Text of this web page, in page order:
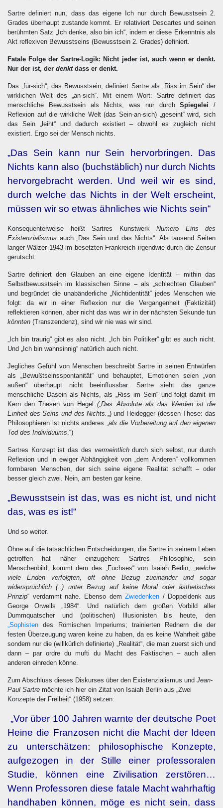
Sartre definiert nun, dass das eigene Ich nur durch Bewusstsein 2.
Grades überhaupt zustande kommt. Er relativiert Descartes und seinen
berühmten Satz „Ich denke, also bin ich“, indem er diese Erkenntnis als
Akt reflexiven Bewusstseins (Bewusstsein 2. Grades) definiert.
Fatale Folge der Sartre-Logik: Nicht jeder ist, auch wenn er denkt.
Nur der ist, der denktdass er denkt.
Das „für-sich“, das Bewusstsein, definiert Sartre als „Riss im Sein“ der
wirklichen Welt des „an-sich“. Mit einem Wort: Sartre definiert das
menschliche Bewusstsein als Nichts, was nur durchSpiegelei /
Reflexion auf die wirkliche Welt (das Sein-an-sich) „geseint“ wird, sich
das Sein „leiht“ und dadurch existiert – obwohl es zugleich nicht
existiert. Ergo sei der Mensch nichts.
„Das Sein kann nur Sein hervorbringen. Das
Nichts kann also (buchstäblich) nur durch Nichts
hervorgebracht werden. Und weil wir es sind,
durch welche das Nichts in der Welt erscheint,
müssen wir so etwas ähnliches wie Nichts sein“
Konsequenterweise heißt Sartres Kunstwerk Numero Eins des
Existenzialismus auch „Das Sein und das Nichts“. Als tausend Seiten
langer Wälzer 1943 im besetzten Frankreich irgendwie durch die Zensur
gerutscht.
Sartre definiert den Glauben an eine eigene Identität – mithin das
Selbstbewusstsein im klassischen Sinne – als „schlechten Glauben“
und begründet die unabänderliche „Nichtidentität“ jedes Menschen wie
folgt: da wir in einer Reflexion nur die Vergangenheit (Faktizität)
reflektieren können, aber nicht das was wir in der nächsten Sekunde tun
könnten (Transzendenz), sind wir nie was wir sind.
„Ich bin traurig“ gibt es also nicht. „Ich bin Politiker“ gibt es auch nicht.
Und „Ich bin wahnsinnig“ natürlich auch nicht.
Jegliches Gefühl von Menschen beschreibt Sartre in seinen Entwürfen
als „Bewußtseinsspontanität“ und behauptet, Emotionen seien „von
außen“ überhaupt nicht beeinflussbar. Sartre sieht das ganze
menschliche Dasein als Nichts, als „Riss im Sein“ und folgt damit im
Kern den Thesen von Hegel(„Das Absolute als das Werden ist die
Einheit des Seins und des Nichts. „) und Heidegger (dessen These: das
Philosophieren ist nichts anderes „als die Vorbereitung auf den eigenen
Tod des Individuums.“)
Sartres Konzept ist das des vermeintlichdurch sich selbst, nur durch
Reflexion und in ewiger Abhängigkeit von „dem Anderen“ vollkommen
formbaren Menschen, der sich seine eigene Realität schafft – oder
besser gleich zwei. Nein, am besten gar keine.
„Bewusstsein ist das, was es nicht ist, und nicht
das, was es ist!“
Und so weiter.
Ohne auf die tatsächlichen Entscheidungen, die Sartre in seinem Leben
getroffen hat näher einzugehen: Sartres Philosophie, sein
Menschenbild, kommt dem des „Fuchses“ von Isaiah Berlin, „welche
viele Enden verfolgten, oft ohne Bezug zueinander und sogar
widersprüchlich (..) unter Bezug auf keine Moral oder ästhetisches
Prinzip“ verdammt nahe. Ebenso demZwiedenken / Doppeldenk aus
George Orwells „1984“. Und natürlich dem großen Vorbild aller
Dummquatscher und (politischen) Illusionisten bis heute, den
„Sophisten des Römischen Imperiums; trainierten Rednern die der
festen Überzeugung waren keine zu haben, da es keine Wahrheit gäbe
sondern nur die (willkürlich definierte) „Realität“, die man zuerst sich und
dann – par ordre du mufti du Macht des Faktischen – auch allen
anderen einreden könne.
Zum Abschluss dieses Diskurses über den Existenzialismus und Jean-
Paul Sartre möchte ich hier ein Zitat von Isaiah Berlin aus „Zwei
Konzepte der Freiheit“ (1958) setzen:
„Vor über 100 Jahren warnte der deutsche Poet
Heine die Franzosen nicht die Macht der Ideen
zu unterschätzen: philosophische Konzepte,
aufgezogen in der Stille einer professoralen
Studie, können eine Zivilisation zerstören…
Wenn Professoren diese fatale Macht wahrhaftig
handhaben können, möge es nicht sein, dass